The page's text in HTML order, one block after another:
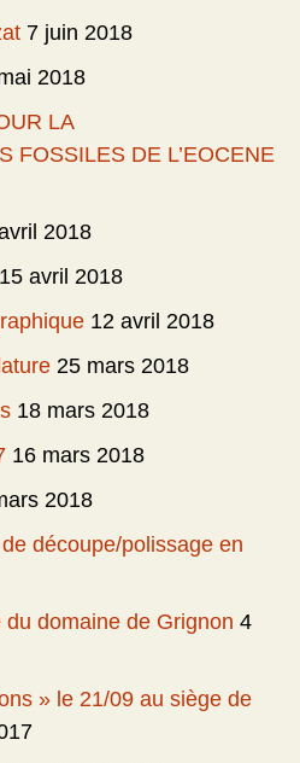
7 juin 2018
2018
LA
FOSSILES DE L’EOCENE
2018
15 avril 2018
12 avril 2018
25 mars 2018
18 mars 2018
16 mars 2018
2018
découpe/polissage en
domaine de Grignon 4
» le 21/09 au siège de